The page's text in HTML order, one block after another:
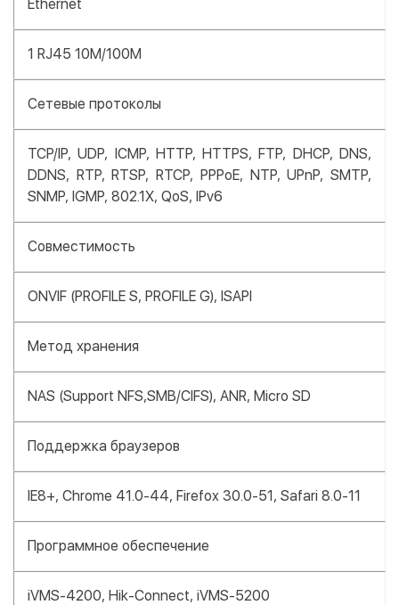
Ethernet
1 RJ45 10M/100M
Сетевые протоколы
TCP/IP, UDP, ICMP, HTTP, HTTPS, FTP, DHCP, DNS,
DDNS, RTP, RTSP, RTCP, PPPoE, NTP, UPnP, SMTP,
SNMP, IGMP, 802.1X, QoS, IPv6
Совместимость
ONVIF (PROFILE S, PROFILE G), ISAPI
Метод хранения
NAS (Support NFS,SMB/CIFS), ANR, Micro SD
Поддержка браузеров
IE8+, Chrome 41.0-44, Firefox 30.0-51, Safari 8.0-11
Программное обеспечение
iVMS-4200, Hik-Connect, iVMS-5200